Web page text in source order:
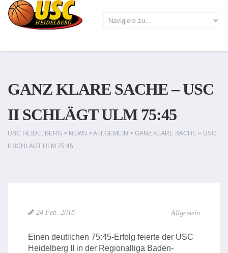
GANZ KLARE SACHE – USC
II SCHLÄGT ULM 75:45
USC HEIDELBERG > NEWS >ALLGEMEIN > GANZ KLARE SACHE – USC
II SCHLÄGT ULM 75:45
24 Feb. 2018 Allgemein
Einen deutlichen 75:45-Erfolg feierte der USC
Heidelberg II in der Regionalliga Baden-